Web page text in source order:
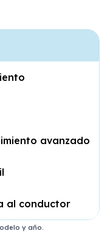
avanzado
al conductor
y año.